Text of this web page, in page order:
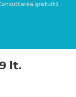
gratuită
lt.